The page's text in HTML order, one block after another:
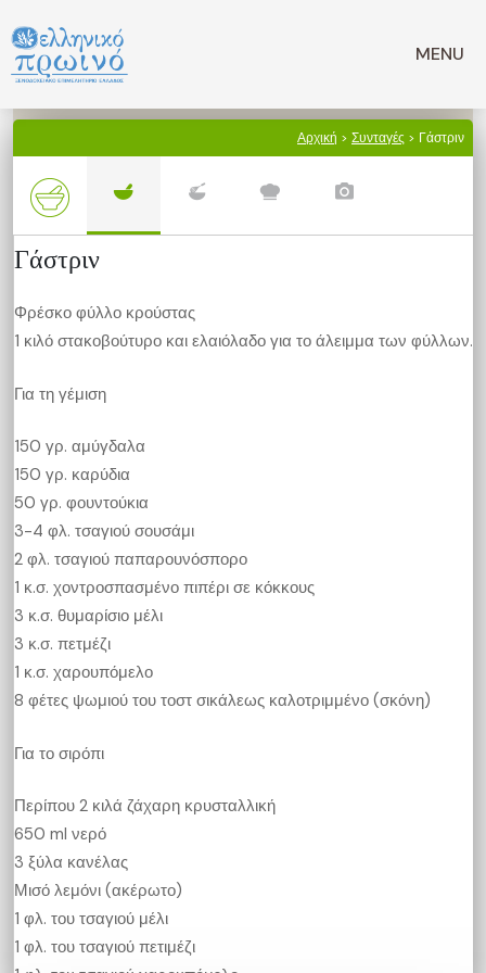
σε
περιεχόμενο
MENU
Αρχική > Συνταγές > Γάστριν
Γάστριν
Φρέσκο φύλλο κρούστας
1 κιλό στακοβούτυρο και ελαιόλαδο για το άλειμμα των φύλλων.
Για τη γέμιση
150 γρ. αμύγδαλα
150 γρ. καρύδια
50 γρ. φουντούκια
3-4 φλ. τσαγιού σουσάμι
2 φλ. τσαγιού παπαρουνόσπορο
1 κ.σ. χοντροσπασμένο πιπέρι σε κόκκους
3 κ.σ. θυμαρίσιο μέλι
3 κ.σ. πετμέζι
1 κ.σ. χαρουπόμελο
8 φέτες ψωμιού του τοστ σικάλεως καλοτριμμένο (σκόνη)
Για το σιρόπι
Περίπου 2 κιλά ζάχαρη κρυσταλλική
650 ml νερό
3 ξύλα κανέλας
Μισό λεμόνι (ακέρωτο)
1 φλ. του τσαγιού μέλι
1 φλ. του τσαγιού πετιμέζι